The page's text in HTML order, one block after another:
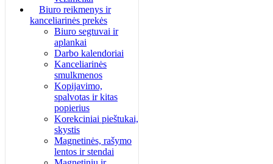
Biuro reikmenys ir
kanceliarinės prekės
Biuro segtuvai ir
aplankai
Darbo kalendoriai
Kanceliarinės
smulkmenos
Kopijavimo,
spalvotas ir kitas
popierius
Korekciniai pieštukai,
skystis
Magnetinės, rašymo
lentos ir stendai